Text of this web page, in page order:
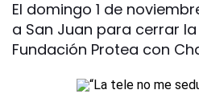
El domingo 1 de
a San Juan para cerrar
Fundación Protea con